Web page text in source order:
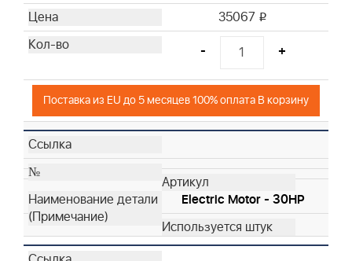
35067 i
- +
Поставка из EU до 5 месяцев 100% оплата В корзину
Electric Motor - 30HP